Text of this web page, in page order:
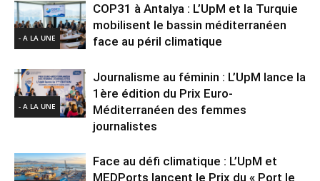
- A LA UNE
COP31 à Antalya : L’UpM et la Turquie
mobilisent le bassin méditerranéen
face au péril climatique
- A LA UNE
Journalisme au féminin : L’UpM lance la
1ère édition du Prix Euro-
Méditerranéen des femmes
journalistes
Face au défi climatique : L’UpM et
MEDPorts lancent le Prix du « Port le